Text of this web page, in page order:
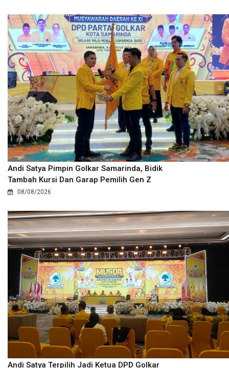
Andi Satya Pimpin Golkar Samarinda, Bidik
Tambah Kursi Dan Garap Pemilih Gen Z
08/08/2026
Andi Satya Terpilih Jadi Ketua DPD Golkar